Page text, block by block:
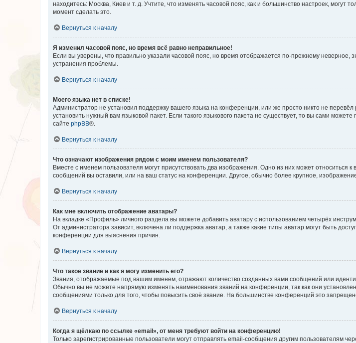
находитесь: Москва, Киев и т. д. Учтите, что изменять часовой пояс, как и большинство настроек,
момент сделать это.
Вернуться к началу
Я изменил часовой пояс, но время всё равно неправильное!
Если вы уверены, что правильно указали часовой пояс, но время отображается по-прежнему
устранения проблемы.
Вернуться к началу
Моего языка нет в списке!
Администратор не установил поддержку вашего языка на конференции, или же просто никто не
установить нужный вам языковой пакет. Если такого языкового пакета не существует, то вы сами
сайте phpBB®.
Вернуться к началу
Что означают изображения рядом с моим именем пользователя?
Вместе с именем пользователя могут присутствовать два изображения. Одно из них может относиться
сообщений вы оставили, или на ваш статус на конференции. Другое, обычно более крупное,
Вернуться к началу
Как мне включить отображение аватары?
На вкладке «Профиль» личного раздела вы можете добавить аватару с использованием четырёх
От администратора зависит, включена ли поддержка аватар, а также какие типы аватар могут быть
конференции для выяснения причин.
Вернуться к началу
Что такое звание и как я могу изменить его?
Звания, отображаемые под вашим именем, отражают количество созданных вами сообщений или
Обычно вы не можете напрямую изменять наименования званий на конференции, так как они
сообщениями только для того, чтобы повысить своё звание. На большинстве конференций это
Вернуться к началу
Когда я щёлкаю по ссылке «email», от меня требуют войти на конференцию!
Только зарегистрированные пользователи могут отправлять email-сообщения другим пользователям